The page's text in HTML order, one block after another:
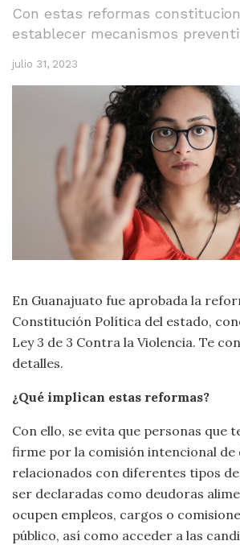
Con estas reformas
establecer mecanismos
julio 31, 2023
En Guanajuato fue aprobada la
Constitución Política del estado,
Ley 3 de 3 Contra la Violencia. Te
detalles.
¿Qué implican estas reformas?
Con ello, se evita que personas que
firme por la comisión intencional de
relacionados con diferentes tipos
ser declaradas como deudoras
ocupen empleos, cargos o
público, así como acceder a las